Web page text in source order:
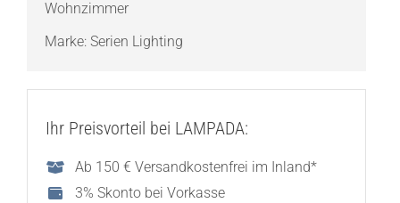
Wohnzimmer
Marke: Serien Lighting
Ihr Preisvorteil bei LAMPADA:
Ab 150 € Versandkostenfrei im Inland*
3% Skonto bei Vorkasse